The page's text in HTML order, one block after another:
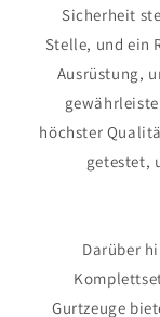
Sicherheit
Stelle, und ein
Ausrüstung,
höchster
getestet,
Darüber
Gurtzeuge